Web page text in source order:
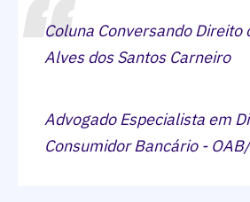
Coluna Conversando Direito
Alves dos Santos Carneiro
Advogado Especialista em
Consumidor Bancário -